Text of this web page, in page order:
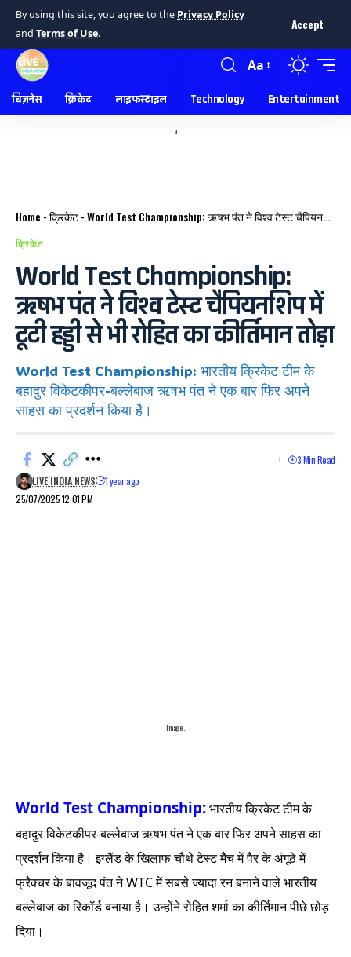
By using this site, you agree to the Privacy Policy
and Terms of Use.
Accept
Aa
बिज़नेस क्रिकेट लाइफस्टाइल Technology Entertainment
a
Home -क्रिकेट-World Test Championship: ऋषभ पंत ने विश्व टेस्ट चैंपियनशिप में टूटी हड्डी से भी रोहित का कीर्तिमान तोड़ा
क्रिकेट
World Test Championship:
ऋषभ पंत ने विश्व टेस्ट चैंपियनशिप में
टूटी हड्डी से भी रोहित का कीर्तिमान तोड़ा
World Test Championship: भारतीय क्रिकेट टीम के
बहादुर विकेटकीपर-बल्लेबाज ऋषभ पंत ने एक बार फिर अपने
साहस का प्रदर्शन किया है।
25/07/2025 12:01 PM
LIVE INDIA NEWS 1 year ago
3 Min Read
Image..
World Test Championship:भारतीय क्रिकेट टीम के
बहादुर विकेटकीपर-बल्लेबाज ऋषभ पंत ने एक बार फिर अपने साहस का
प्रदर्शन किया है। इंग्लैंड के खिलाफ चौथे टेस्ट मैच में पैर के अंगूठे में
फ्रैक्चर के बावजूद पंत ने WTC में सबसे ज्यादा रन बनाने वाले भारतीय
बल्लेबाज का रिकॉर्ड बनाया है। उन्होंने रोहित शर्मा का कीर्तिमान पीछे छोड़
दिया।